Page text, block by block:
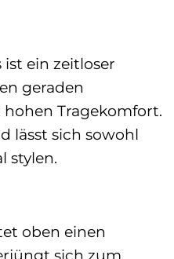
ist ein zeitloser
geraden
Tragekomfort.
lässt sich sowohl
stylen.
oben einen
sich zum